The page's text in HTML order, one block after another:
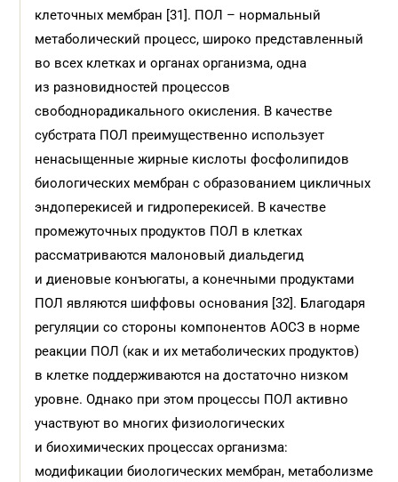
клеточных мембран [31]. ПОЛ – нормальный
метаболический процесс, широко представленный
во всех клетках и органах организма, одна
из разновидностей процессов
свободнорадикального окисления. В качестве
субстрата ПОЛ преимущественно использует
ненасыщенные жирные кислоты фосфолипидов
биологических мембран с образованием цикличных
эндоперекисей и гидроперекисей. В качестве
промежуточных продуктов ПОЛ в клетках
рассматриваются малоновый диальдегид
и диеновые конъюгаты, а конечными продуктами
ПОЛ являются шиффовы основания [32]. Благодаря
регуляции со стороны компонентов АОСЗ в норме
реакции ПОЛ (как и их метаболических продуктов)
в клетке поддерживаются на достаточно низком
уровне. Однако при этом процессы ПОЛ активно
участвуют во многих физиологических
и биохимических процессах организма:
модификации биологических мембран, метаболизме